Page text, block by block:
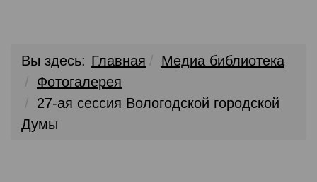
Вы здесь: Главная
Медиа библиотека
Фотогалерея
27-ая сессия Вологодской городской
Думы